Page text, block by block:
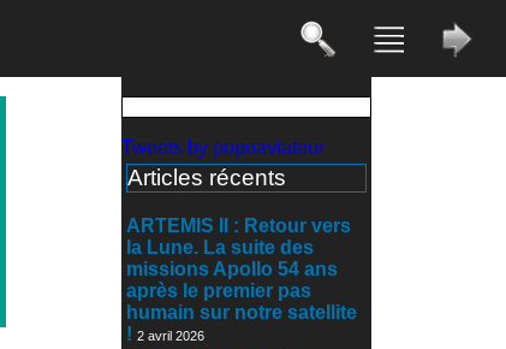
Tweets by popoaviateur
Articles récents
ARTEMIS II : Retour vers
la Lune. La suite des
missions Apollo 54 ans
après le premier pas
humain sur notre satellite
! 2 avril 2026